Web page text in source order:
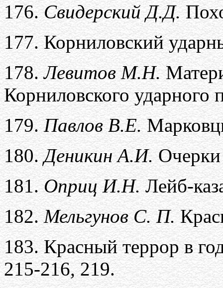
176.Свидерский Д.Д.
177.Корниловский
178.Левитов М.Н.
Корниловского ударного
179.Павлов В.Е.
180.Деникин А.И.Очерки
181.Оприц И.Н.Лейб-
182.Мельгунов С. П.
183.Красный террор в
215-216,219.